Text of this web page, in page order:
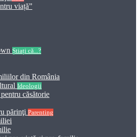
viață”
Știați că...?
din România
Ideologii
căsătorie
părinţi Parenting